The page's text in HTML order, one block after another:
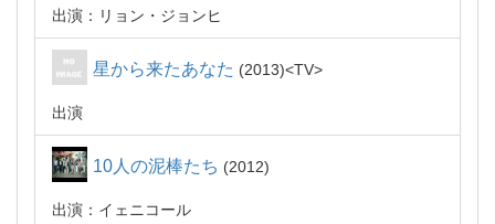
出演：リョン・ジョンヒ
星から来たあなた 2013 TV
出演
10人の泥棒たち 2012
出演：イェニコール